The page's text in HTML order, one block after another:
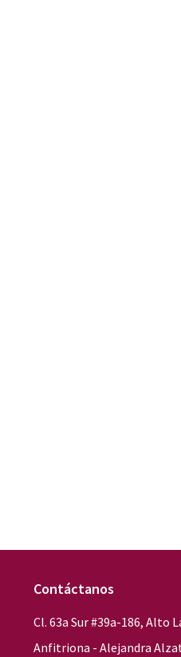
Contáctanos
Cl. 63a Sur #39a-186, Alto
Anfitriona - Alejandra